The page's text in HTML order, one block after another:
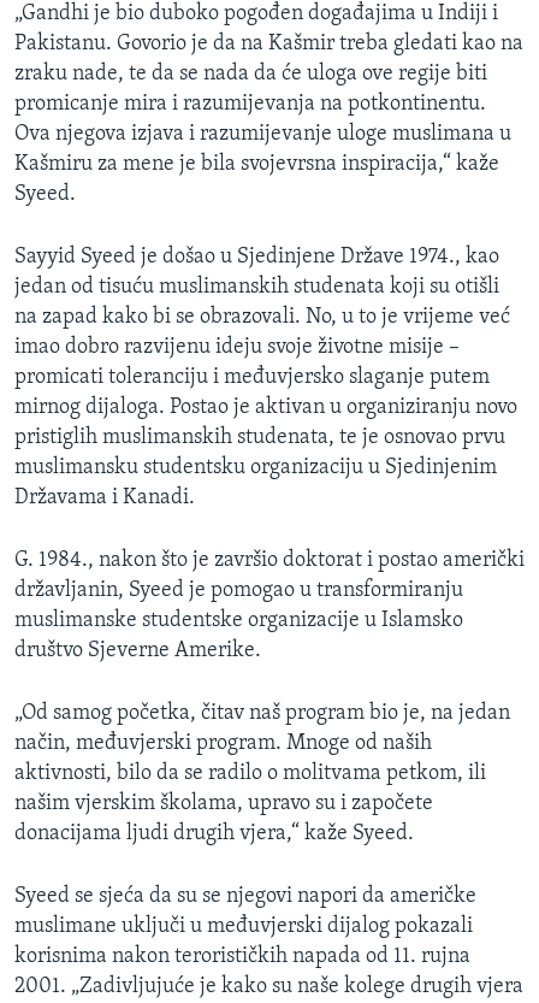
„Gandhi je bio duboko pogođen događajima u Indiji i
Pakistanu. Govorio je da na Kašmir treba gledati kao na
zraku nade, te da se nada da će uloga ove regije biti
promicanje mira i razumijevanja na potkontinentu.
Ova njegova izjava i razumijevanje uloge muslimana u
Kašmiru za mene je bila svojevrsna inspiracija,“ kaže
Syeed.
Sayyid Syeed je došao u Sjedinjene Države 1974., kao
jedan od tisuću muslimanskih studenata koji su otišli
na zapad kako bi se obrazovali. No, u to je vrijeme već
imao dobro razvijenu ideju svoje životne misije –
promicati toleranciju i međuvjersko slaganje putem
mirnog dijaloga. Postao je aktivan u organiziranju novo
pristiglih muslimanskih studenata, te je osnovao prvu
muslimansku studentsku organizaciju u Sjedinjenim
Državama i Kanadi.
G. 1984., nakon što je završio doktorat i postao američki
državljanin, Syeed je pomogao u transformiranju
muslimanske studentske organizacije u Islamsko
društvo Sjeverne Amerike.
„Od samog početka, čitav naš program bio je, na jedan
način, međuvjerski program. Mnoge od naših
aktivnosti, bilo da se radilo o molitvama petkom, ili
našim vjerskim školama, upravo su i započete
donacijama ljudi drugih vjera,“ kaže Syeed.
Syeed se sjeća da su se njegovi napori da američke
muslimane uključi u međuvjerski dijalog pokazali
korisnima nakon terorističkih napada od 11. rujna
2001. „Zadivljujuće je kako su naše kolege drugih vjera